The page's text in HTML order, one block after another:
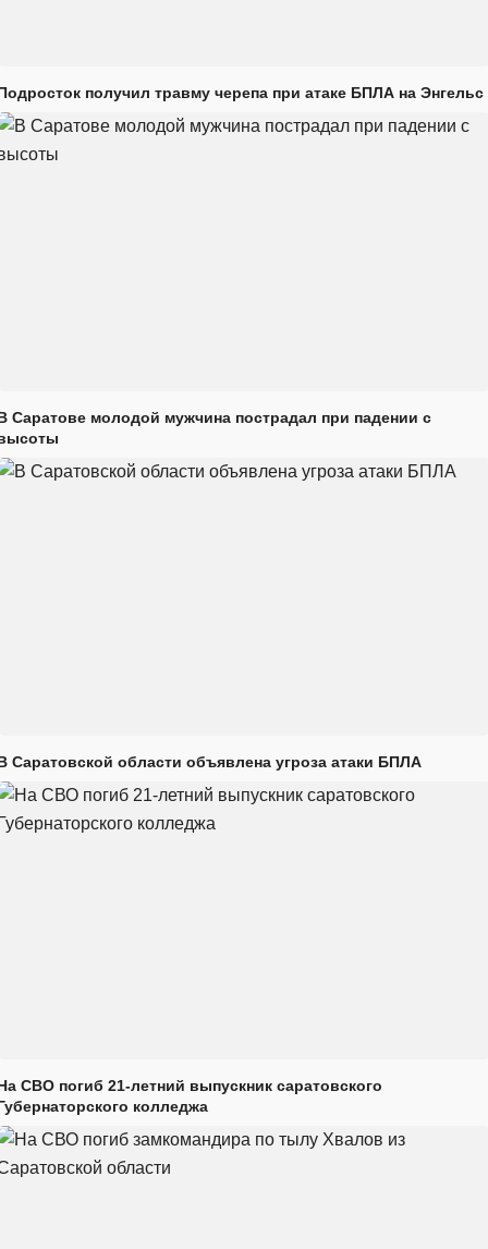
получил травму черепа при атаке БПЛА на Энгельс
Саратове молодой мужчина пострадал при падении с
Саратовской области объявлена угроза атаки БПЛА
СВО погиб 21-летний выпускник саратовского
колледжа